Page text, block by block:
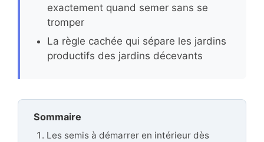
exactement quand semer sans se
tromper
La règle cachée qui sépare les jardins
productifs des jardins décevants
Sommaire
Les semis à démarrer en intérieur dès